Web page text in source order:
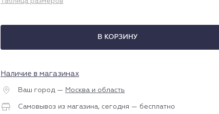
В КОРЗИНУ
Наличие в магазинах
Ваш город — Москва и область
Самовывоз из магазина, сегодня — бесплатно